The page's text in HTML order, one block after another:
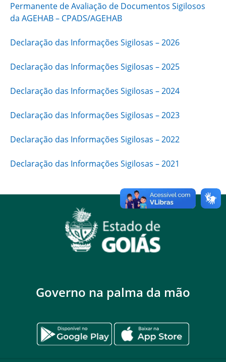
Permanente de Avaliação de Documentos Sigilosos
da AGEHAB – CPADS/AGEHAB
Declaração das Informações Sigilosas – 2026
Declaração das Informações Sigilosas – 2025
Declaração das Informações Sigilosas – 2024
Declaração das Informações Sigilosas – 2023
Declaração das Informações Sigilosas – 2022
Declaração das Informações Sigilosas – 2021
Governo na palma da mão